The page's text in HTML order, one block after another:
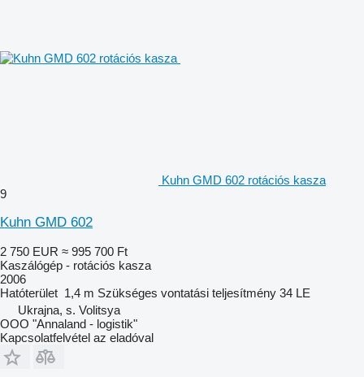
Kuhn GMD 602 rotációs kasza
9
Kuhn GMD 602
2 750 EUR ≈ 995 700 Ft
Kaszálógép - rotációs kasza
2006
Hatóterület 1,4 m Szükséges vontatási teljesítmény 34 LE
Ukrajna, s. Volitsya
OOO "Annaland - logistik"
Kapcsolatfelvétel az eladóval